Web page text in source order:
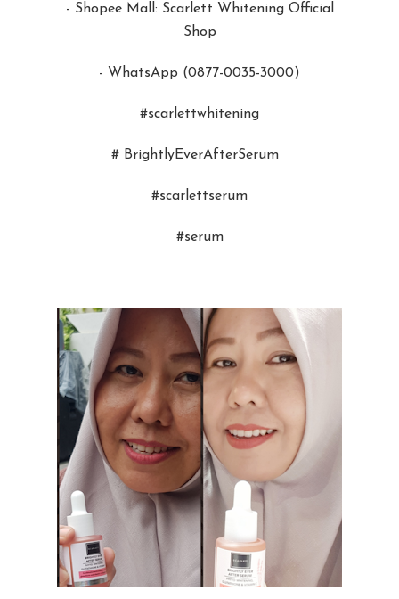
- Shopee Mall: Scarlett Whitening Official
Shop
- WhatsApp (0877-0035-3000)
#scarlettwhitening
# BrightlyEverAfterSerum
#scarlettserum
#serum